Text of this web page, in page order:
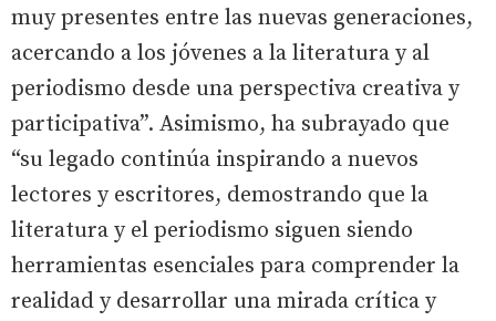
muy presentes entre las nuevas generaciones,
acercando a los jóvenes a la literatura y al
periodismo desde una perspectiva creativa y
participativa”. Asimismo, ha subrayado que
“su legado continúa inspirando a nuevos
lectores y escritores, demostrando que la
literatura y el periodismo siguen siendo
herramientas esenciales para comprender la
realidad y desarrollar una mirada crítica y